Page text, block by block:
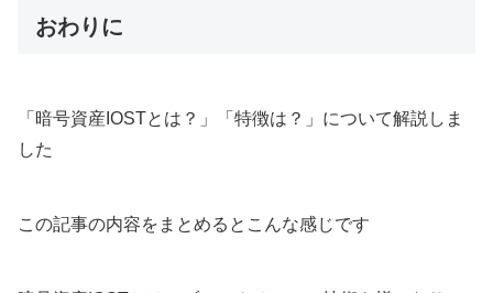
おわりに
「暗号資産IOSTとは？」「特徴は？」について解説しま
した
この記事の内容をまとめるとこんな感じです